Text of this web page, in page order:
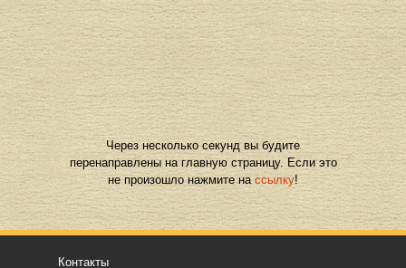
Через несколько секунд вы будите
перенаправлены на главную страницу. Если это
не произошло нажмите на ссылку!
Контакты